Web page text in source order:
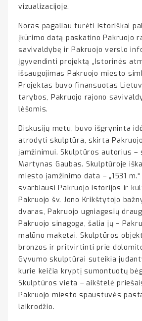
vizualizacijoje.
Noras pagaliau turėti istoriškai
įkūrimo datą paskatino Pakruojo
savivaldybę ir Pakruojo verslo
įgyvendinti projektą „Istorinės
išsaugojimas Pakruojo miesto
Projektas buvo finansuotas
tarybos, Pakruojo rajono
lėšomis.
Diskusijų metu, buvo išgryninta
atrodyti skulptūra, skirta
įamžinimui. Skulptūros autorius –
Martynas Gaubas. Skulptūroje
miesto įamžinimo data – „1531
svarbiausi Pakruojo istorijos ir
Pakruojo šv. Jono Krikštytojo
dvaras, Pakruojo ugniagesių
Pakruojo sinagoga, šalia jų –
malūno maketai. Skulptūros
bronzos ir pritvirtinti prie
Gyvumo skulptūrai suteikia
kurie keičia kryptį sumontuotų
Skulptūros vieta – aikštelė
Pakruojo miesto spaustuvės
laikrodžio.